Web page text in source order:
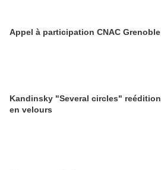
Appel à participation CNAC Grenoble
Kandinsky "Several circles" reédition
en velours